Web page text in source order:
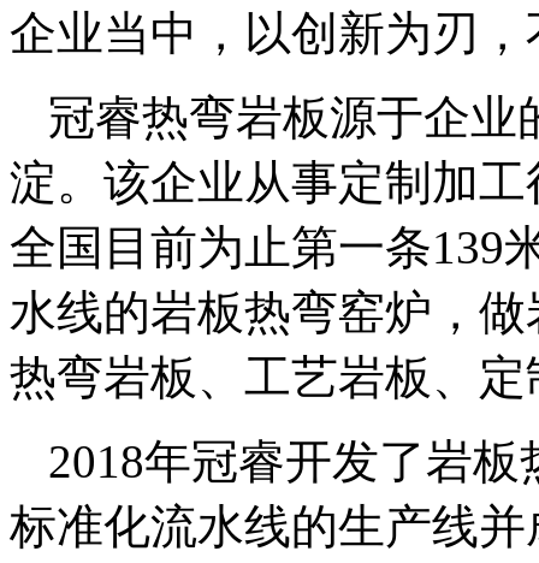
企业当中，以创新为刃
冠睿热弯岩板源于企
淀。该企业从事定制加
全国目前为止第一条139
水线的岩板热弯窑炉，
热弯岩板、工艺岩板、
2018年冠睿开发了岩
标准化流水线的生产线